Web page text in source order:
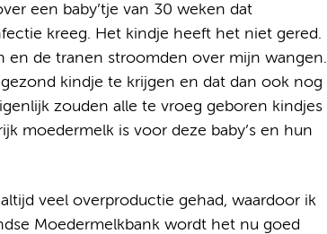
een baby’tje van 30 weken dat
kreeg. Het kindje heeft het niet gered.
en de tranen stroomden over mijn wangen.
kindje te krijgen en dat dan ook nog
zouden alle te vroeg geboren kindjes
moedermelk is voor deze baby’s en hun
veel overproductie gehad, waardoor ik
Moedermelkbank wordt het nu goed